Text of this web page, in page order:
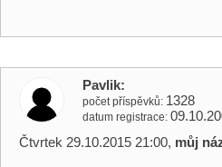
Pavlik
počet příspěvků 1328
datum registrace
Čtvrtek 29.10.2015 21:00, můj